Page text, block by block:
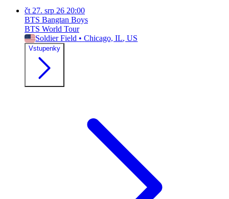
čt 27. srp 26 20:00
BTS Bangtan Boys
BTS World Tour
Soldier Field • Chicago, IL, US
Vstupenky